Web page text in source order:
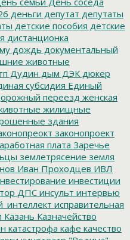
деньги депутат депутаты
детские пособия детские
дистанционка
дождь документальный
животные
Дудин дым ДЭК дюкер
субсидия Единый
переезд женская
жилищные
здания
законопроект
плата Заречье
землетрясение земля
Иван Проходцев ИВЛ
инвестиции
ДПС инсульт интервью
исправительная
Казань Казначейство
катастрофа кафе качество